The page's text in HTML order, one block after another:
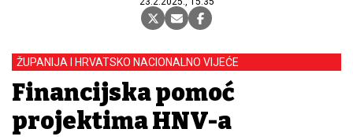
ŽUPANIJA I HRVATSKO NACIONALNO VIJEĆE
Financijska pomoć
projektima HNV-a